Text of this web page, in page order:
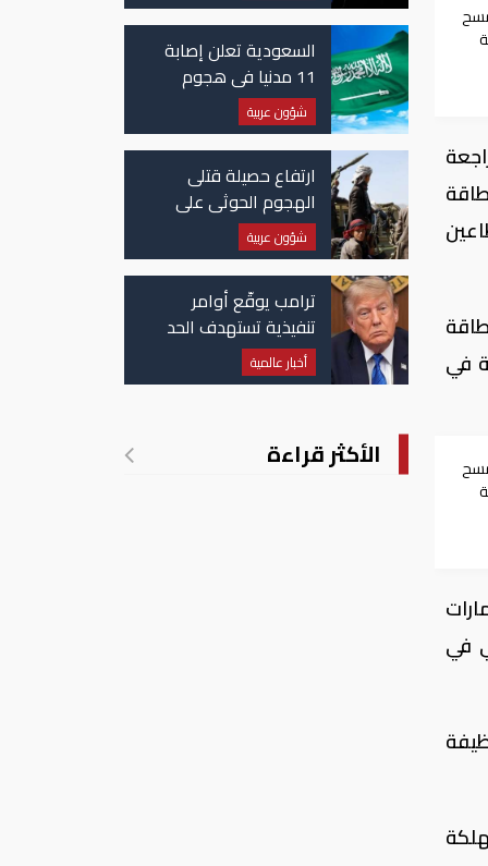
في
في
السعودية تعلن إصابة
11 مدنيا في هجوم
حوثي على نجران
شؤون عربية
ارتفاع حصيلة قتلى
الهجوم الحوثي على
قتيلًا وعشرات الجرحى
شؤون عربية
ترامب يوقّع أوامر
تنفيذية تستهدف الحد
من منح الجنسية
الأمريكية بالولادة
أخبار عالمية
الأكثر قراءة